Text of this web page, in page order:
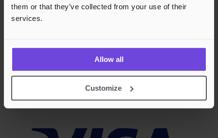
them or that they’ve collected from your use of their
services.
Allow all
Customize
Region Norge Danmark Sverige Tyskland Global
Språk Norsk
Rask og sikker betalingsbehandling